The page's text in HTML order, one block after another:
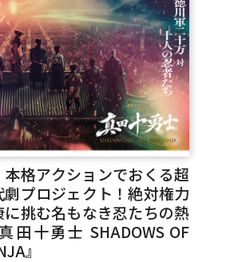
格アクションでおくる超
プロジェクト！絶対権力
挑む名もなき忍たちの熱
田十勇士 SHADOWS OF
』